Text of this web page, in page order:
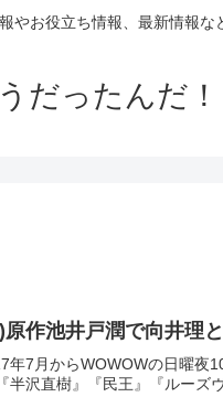
お役立ち情報、最新情報な
だったんだ！
作池井戸潤で向井理
年7月からWOWOWの日曜夜
半沢直樹』『民王』『ルーズ